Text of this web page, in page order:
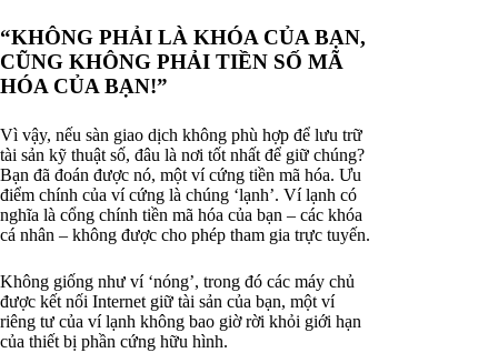
“KHÔNG PHẢI LÀ KHÓA CỦA BẠN,
CŨNG KHÔNG PHẢI TIỀN SỐ MÃ
HÓA CỦA BẠN!”
Vì vậy, nếu sàn giao dịch không phù hợp để lưu trữ
tài sản kỹ thuật số, đâu là nơi tốt nhất để giữ chúng?
Bạn đã đoán được nó, một ví cứng tiền mã hóa. Ưu
điểm chính của ví cứng là chúng ‘lạnh’. Ví lạnh có
nghĩa là cổng chính tiền mã hóa của bạn – các khóa
cá nhân – không được cho phép tham gia trực tuyến.
Không giống như ví ‘nóng’, trong đó các máy chủ
được kết nối Internet giữ tài sản của bạn, một ví
riêng tư của ví lạnh không bao giờ rời khỏi giới hạn
của thiết bị phần cứng hữu hình.